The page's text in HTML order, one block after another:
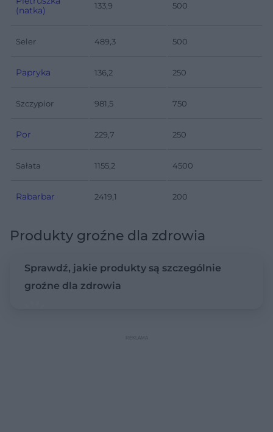
(natka)
133,9 500
Seler 489,3 500
Papryka 136,2 250
Szczypior 981,5 750
Por 229,7 250
Sałata 1155,2 4500
Rabarbar 2419,1 200
Produkty groźne dla zdrowia
Sprawdź, jakie produkty są szczególnie
groźne dla zdrowia